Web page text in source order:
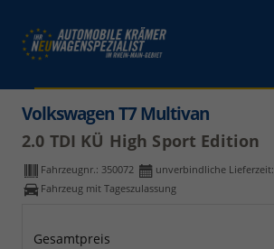
Volkswagen T7 Multivan
2.0 TDI KÜ High Sport Edition
Fahrzeugnr.: 350072 unverbindliche Lieferzeit:
Fahrzeug mit Tageszulassung
Gesamtpreis